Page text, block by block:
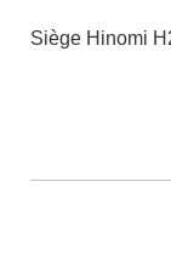
Siège Hinomi